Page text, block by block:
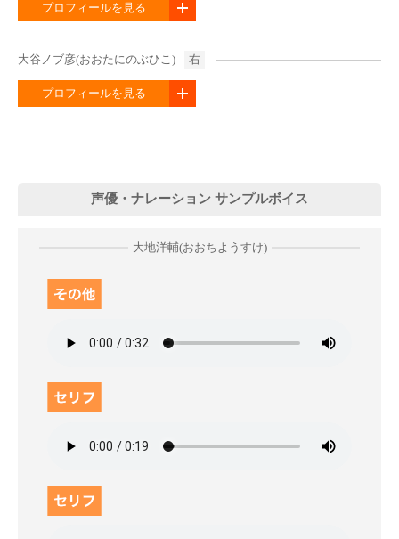
プロフィールを見る
大谷ノブ彦(おおたにのぶひこ) 右
プロフィールを見る
声優・ナレーション サンプルボイス
大地洋輔(おおちようすけ)